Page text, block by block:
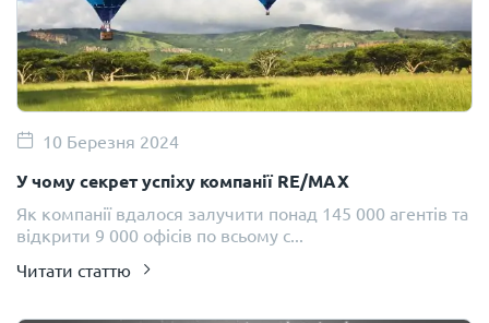
10 Березня 2024
У чому секрет успіху компанії RE/MAX
Як компанії вдалося залучити понад 145 000 агентів та
відкрити 9 000 офісів по всьому с...
Читати статтю